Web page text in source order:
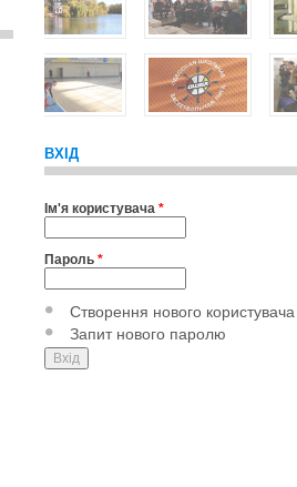
ВХІД
Ім'я користувача *
Пароль *
Створення нового користувача
Запит нового паролю